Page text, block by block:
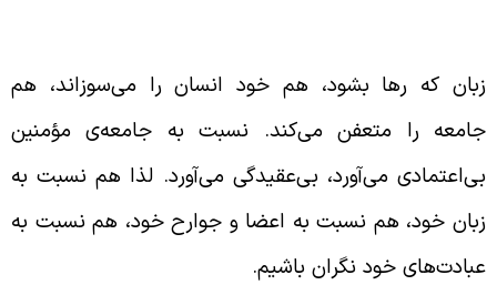
که رها بشود، هم خود انسان را می‌سوزاند، هم
را متعفن می‌کند. نسبت به جامعه‌ی مؤمنین
می‌آورد، بی‌عقیدگی می‌آورد. لذا هم نسبت به
خود، هم نسبت به اعضا و جوارح خود، هم نسبت به
خود نگران باشیم.